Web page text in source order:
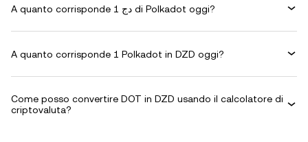
A quanto corrisponde 1 دج di Polkadot oggi?
A quanto corrisponde 1 Polkadot in DZD oggi?
Come posso convertire DOT in DZD usando il calcolatore di
criptovaluta?